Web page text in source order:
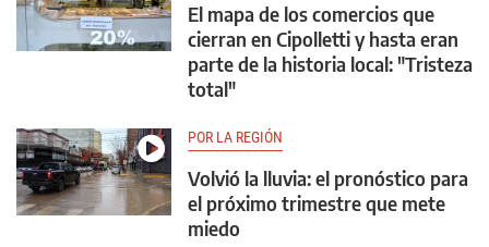
El mapa de los comercios que
cierran en Cipolletti y hasta eran
parte de la historia local: "Tristeza
total"
POR LA REGIÓN
Volvió la lluvia: el pronóstico para
el próximo trimestre que mete
miedo